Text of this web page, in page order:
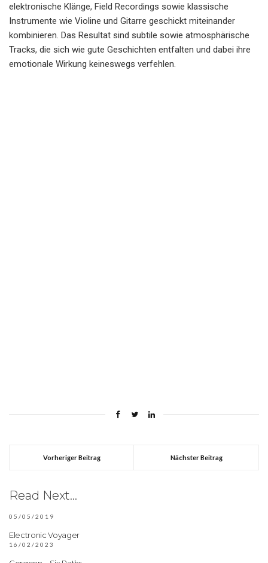
elektronische Klänge, Field Recordings sowie klassische
Instrumente wie Violine und Gitarre geschickt miteinander
kombinieren. Das Resultat sind subtile sowie atmosphärische
Tracks, die sich wie gute Geschichten entfalten und dabei ihre
emotionale Wirkung keineswegs verfehlen.
Vorheriger Beitrag Nächster Beitrag
Read Next...
05/05/2019
Electronic Voyager
16/02/2023